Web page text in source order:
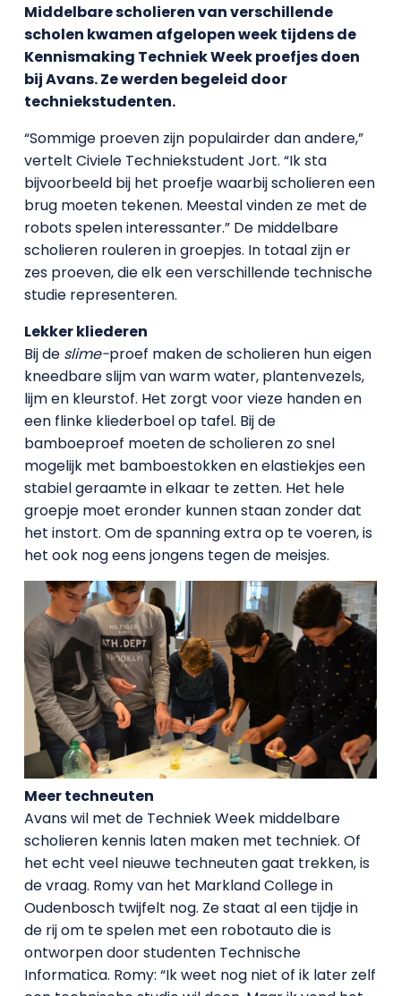
Middelbare scholieren van verschillende
scholen kwamen afgelopen week tijdens de
Kennismaking Techniek Week proefjes doen
bij Avans. Ze werden begeleid door
techniekstudenten.
“Sommige proeven zijn populairder dan andere,”
vertelt Civiele Techniekstudent Jort. “Ik sta
bijvoorbeeld bij het proefje waarbij scholieren een
brug moeten tekenen. Meestal vinden ze met de
robots spelen interessanter.” De middelbare
scholieren rouleren in groepjes. In totaal zijn er
zes proeven, die elk een verschillende technische
studie representeren.
Lekker kliederen
Bij de slime-proef maken de scholieren hun eigen
kneedbare slijm van warm water, plantenvezels,
lijm en kleurstof. Het zorgt voor vieze handen en
een flinke kliederboel op tafel. Bij de
bamboeproef moeten de scholieren zo snel
mogelijk met bamboestokken en elastiekjes een
stabiel geraamte in elkaar te zetten. Het hele
groepje moet eronder kunnen staan zonder dat
het instort. Om de spanning extra op te voeren, is
het ook nog eens jongens tegen de meisjes.
Meer techneuten
Avans wil met de Techniek Week middelbare
scholieren kennis laten maken met techniek. Of
het echt veel nieuwe techneuten gaat trekken, is
de vraag. Romy van het Markland College in
Oudenbosch twijfelt nog. Ze staat al een tijdje in
de rij om te spelen met een robotauto die is
ontworpen door studenten Technische
Informatica. Romy: “Ik weet nog niet of ik later zelf